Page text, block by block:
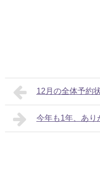
12月の全体予約
今年も1年、あり